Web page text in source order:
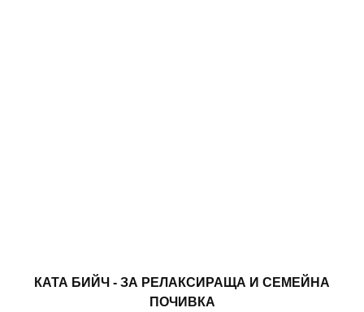
КАТА БИЙЧ - ЗА РЕЛАКСИРАЩА И СЕМЕЙНА
ПОЧИВКА